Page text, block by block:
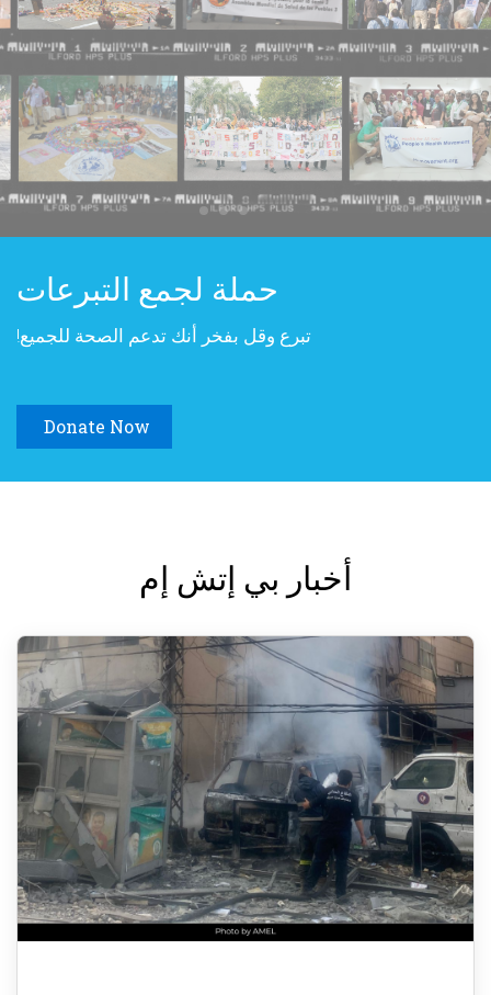
حملة لجمع التبرعات
تبرع وقل بفخر أنك تدعم الصحة للجميع!
Donate Now
أخبار بي إتش إم